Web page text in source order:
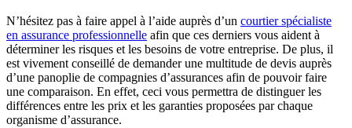
N’hésitez pas à faire appel à l’aide auprès d’un courtier spécialiste
en assurance professionnelle afin que ces derniers vous aident à
déterminer les risques et les besoins de votre entreprise. De plus, il
est vivement conseillé de demander une multitude de devis auprès
d’une panoplie de compagnies d’assurances afin de pouvoir faire
une comparaison. En effet, ceci vous permettra de distinguer les
différences entre les prix et les garanties proposées par chaque
organisme d’assurance.